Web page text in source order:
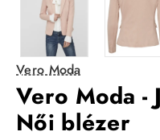
Vero Moda
Vero Moda -
Női blézer